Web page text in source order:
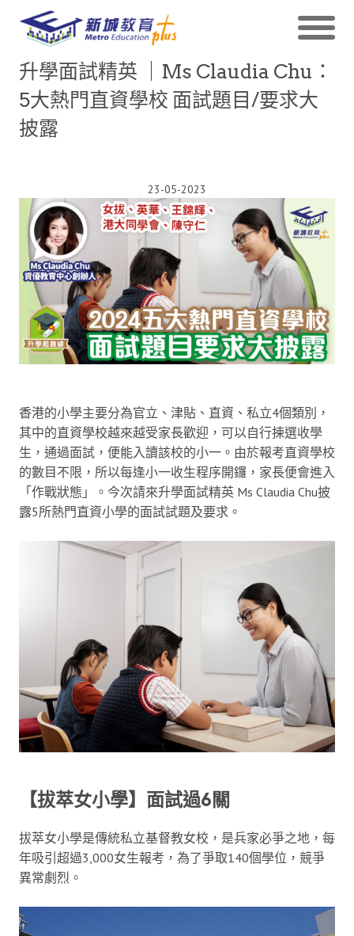
升學面試精英 ｜Ms Claudia Chu：
5大熱門直資學校 面試題目/要求大
披露
23-05-2023
香港的小學主要分為官立、津貼、直資、私立4個類別，
其中的直資學校越來越受家長歡迎，可以自行揀選收學
生，通過面試，便能入讀該校的小一。由於報考直資學校
的數目不限，所以每逢小一收生程序開鑼，家長便會進入
「作戰狀態」。今次請來升學面試精英 Ms Claudia Chu披
露5所熱門直資小學的面試試題及要求。
【拔萃女小學】面試過6關
拔萃女小學是傳統私立基督教女校，是兵家必爭之地，每
年吸引超過3,000女生報考，為了爭取140個學位，競爭
異常劇烈。